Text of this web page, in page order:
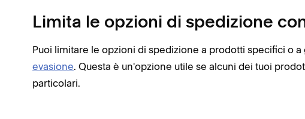
Limita le opzioni di spedizione
Puoi limitare le opzioni di spedizione a prodotti specifici o
evasione. Questa è un'opzione utile se alcuni dei tuoi
particolari.